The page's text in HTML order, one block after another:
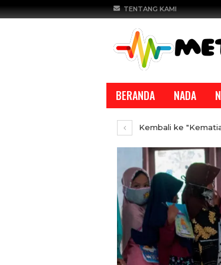
TENTANG KAMI
BERANDA NADA
Kembali ke
REPORTASE